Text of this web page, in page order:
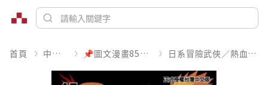
首頁 中文書 📌圖文漫畫85折起 日系冒險武俠／熱血運動